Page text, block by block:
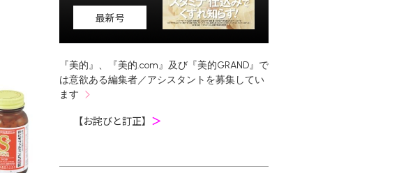
最新号
『美的』、『美的.com』及び『美的GRAND』で
は意欲ある編集者／アシスタントを募集してい
ます
【お詫びと訂正】 ＞